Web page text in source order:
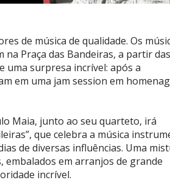
de música de qualidade. Os
Praça das Bandeiras, a partir
uma surpresa incrível: após a
em uma jam session em
Maia, junto ao seu quarteto, irá
que celebra a música
de diversas influências. Uma
embalados em arranjos de grande
incrível.